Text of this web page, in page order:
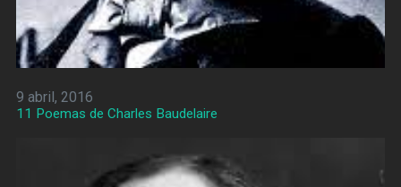
9 abril, 2016
11 Poemas de Charles Baudelaire